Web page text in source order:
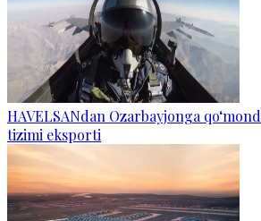
HAVELSANdan Ozarbayjonga
tizimi eksporti